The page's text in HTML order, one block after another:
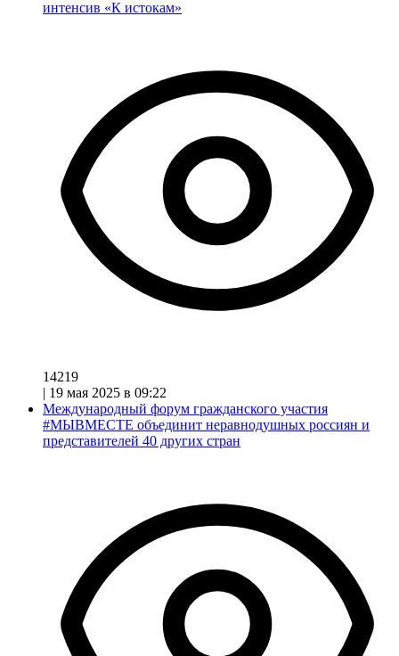
интенсив «К истокам»
14219
| 19 мая 2025 в 09:22
Международный форум гражданского участия
#МЫВМЕСТЕ объединит неравнодушных россиян и
представителей 40 других стран